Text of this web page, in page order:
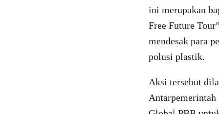
ini merupakan
Free Future
mendesak para
polusi plastik.
Aksi tersebut